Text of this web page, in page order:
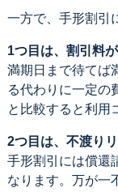
一方で、手形割引
1つ目は、割引料
満期日まで待てば
る代わりに一定の
と比較すると利用
2つ目は、不渡り
手形割引には償還
なります。万が一